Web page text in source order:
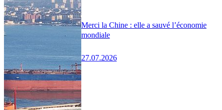
Merci la Chine : elle a sauvé l’économie
mondiale
27.07.2026